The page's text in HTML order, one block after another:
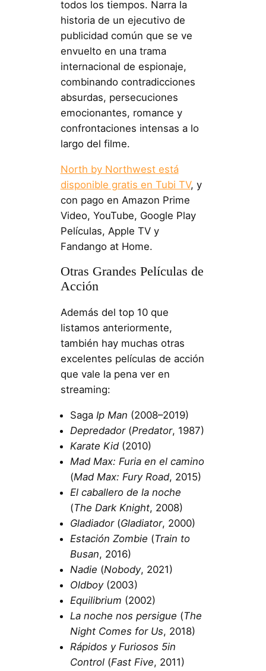
todos los tiempos. Narra la
historia de un ejecutivo de
publicidad común que se ve
envuelto en una trama
internacional de espionaje,
combinando contradicciones
absurdas, persecuciones
emocionantes, romance y
confrontaciones intensas a lo
largo del filme.
North by Northwest está
disponible gratis en Tubi TV, y
con pago en Amazon Prime
Video, YouTube, Google Play
Películas, Apple TV y
Fandango at Home.
Otras Grandes Películas de
Acción
Además del top 10 que
listamos anteriormente,
también hay muchas otras
excelentes películas de acción
que vale la pena ver en
streaming:
Saga Ip Man (2008–2019)
Depredador(Predator, 1987)
Karate Kid(2010)
Mad Max: Furia en el camino
(Mad Max: Fury Road, 2015)
El caballero de la noche
(The Dark Knight, 2008)
Gladiador(Gladiator, 2000)
Estación Zombie (Train to
Busan, 2016)
Nadie (Nobody, 2021)
Oldboy(2003)
Equilibrium (2002)
La noche nos persigue (The
Night Comes for Us, 2018)
Rápidos y Furiosos 5in
Control(Fast Five, 2011)